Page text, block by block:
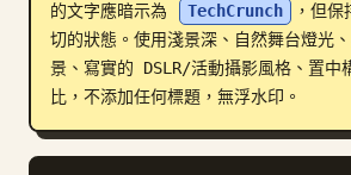
的文字應暗示為
TechCrunch
，但
切的狀態。使用淺景深、自然舞台燈光
景、寫實的 DSLR/活動攝影風格、置
比，不添加任何標題，無浮水印。